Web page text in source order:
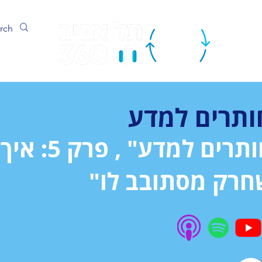
למדע
חותרים למדע" , פרק 5: איך
מסתובב לו"